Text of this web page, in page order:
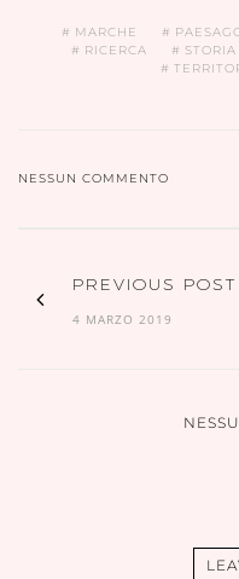
MARCHE
RICERCA
STORIA
NESSUN COMMENTO
PREVIOUS POST
4 MARZO 2019